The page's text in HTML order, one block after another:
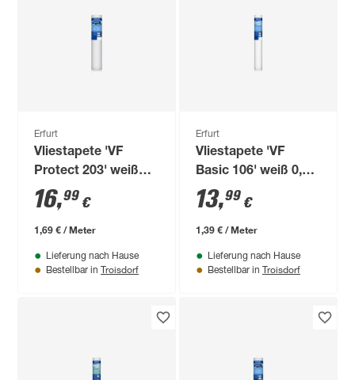
Erfurt
Vliestapete 'VF
Protect 203' weiß
0,53 x 10,05 m
16,99 €
1,69 € / Meter
Lieferung nach Hause
Bestellbar in Troisdorf
Erfurt
Vliestapete 'VF
Basic 106' weiß 0,53
x 10,05 m
13,99 €
1,39 € / Meter
Lieferung nach Hause
Bestellbar in Troisdorf